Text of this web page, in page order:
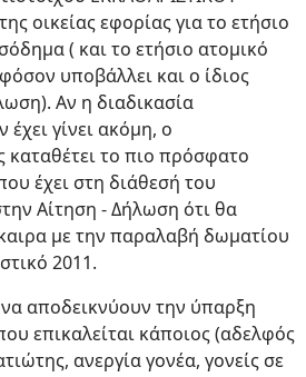
οικείας εφορίας για το ετήσιο
( και το ετήσιο ατομικό
υποβάλλει και ο ίδιος
Αν η διαδικασία
έχει γίνει ακόμη, ο
καταθέτει το πιο πρόσφατο
έχει στη διάθεσή του
Αίτηση - Δήλωση ότι θα
με την παραλαβή δωματίου
2011.
αποδεικνύουν την ύπαρξη
επικαλείται κάποιος (αδελφός
ανεργία γονέα, γονείς σε